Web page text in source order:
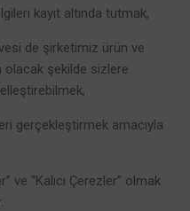
kayıt altında tutmak,
de şirketimiz ürün ve
şekilde sizlere
gerçekleştirmek amacıyla
ve “Kalıcı Çerezler” olmak